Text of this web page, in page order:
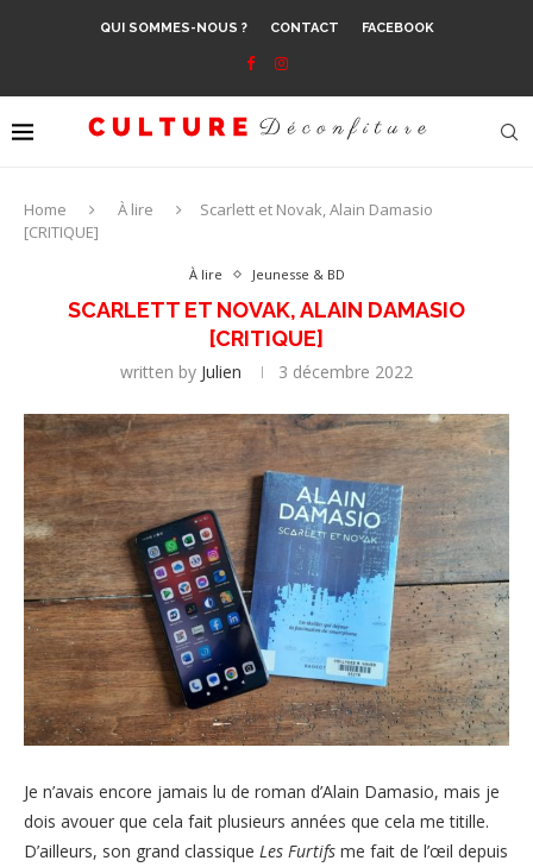
QUI SOMMES-NOUS ? CONTACT FACEBOOK
Home À lire
Scarlett et Novak, Alain Damasio
[CRITIQUE]
À lire Jeunesse & BD
SCARLETT ET NOVAK, ALAIN DAMASIO
[CRITIQUE]
written by Julien 3 décembre 2022
Je n’avais encore jamais lu de roman d’Alain Damasio, mais je
dois avouer que cela fait plusieurs années que cela me titille.
D’ailleurs, son grand classique Les Furtifs me fait de l’œil depuis